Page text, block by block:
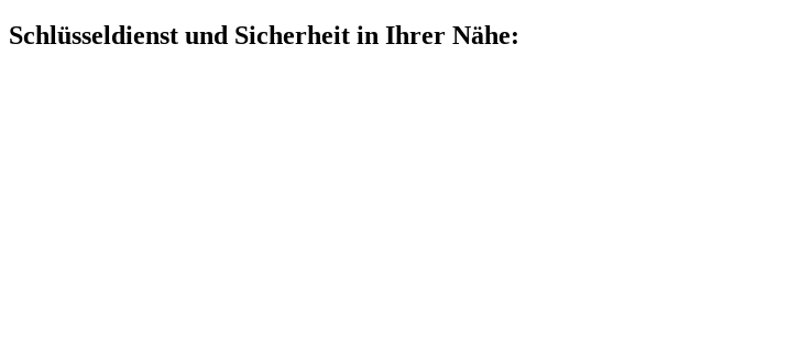
Schlüsseldienst und Sicherheit in Ihrer Nähe: